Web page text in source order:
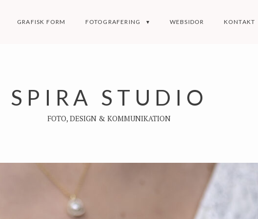
GRAFISK FORM FOTOGRAFERING WEBSIDOR KONTAKT
SPIRA STUDIO
FOTO, DESIGN & KOMMUNIKATION